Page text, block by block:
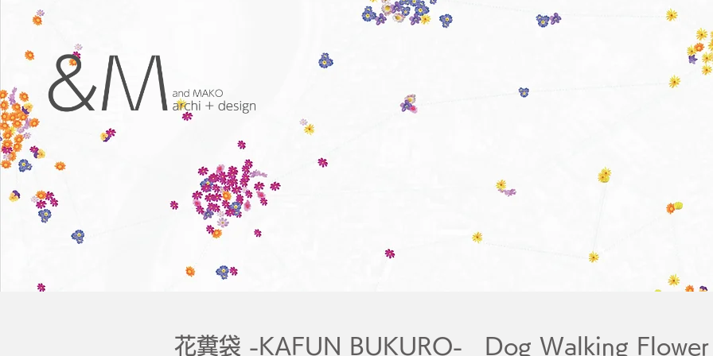
花糞袋 -KAFUN BUKURO- Dog Walking